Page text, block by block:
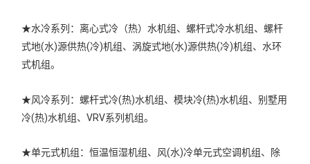
★水冷系列：离心式冷（热）水机组、螺杆式冷水机组、螺杆
式地(水)源供热(冷)机组、涡旋式地(水)源供热(冷)机组、水环
式机组。
★风冷系列：螺杆式冷(热)水机组、模块冷(热)水机组、别墅用
冷(热)水机组、VRV系列机组。
★单元式机组：恒温恒湿机组、风(水)冷单元式空调机组、除